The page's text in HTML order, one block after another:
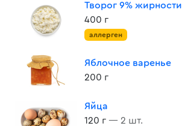
Творог 9% жирности
400 г
аллерген
Яблочное варенье
200 г
Яйца
120 г — 2 шт.